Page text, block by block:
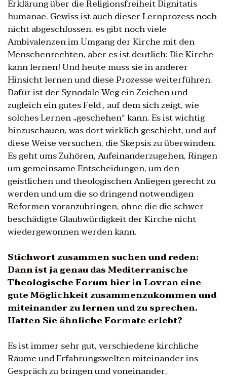
Erklärung über die Religionsfreiheit Dignitatis
humanae. Gewiss ist auch dieser Lernprozess noch
nicht abgeschlossen, es gibt noch viele
Ambivalenzen im Umgang der Kirche mit den
Menschenrechten, aber es ist deutlich: Die Kirche
kann lernen! Und heute muss sie in anderer
Hinsicht lernen und diese Prozesse weiterführen.
Dafür ist der Synodale Weg ein Zeichen und
zugleich ein gutes Feld , auf dem sich zeigt, wie
solches Lernen „geschehen“ kann. Es ist wichtig
hinzuschauen, was dort wirklich geschieht, und auf
diese Weise versuchen, die Skepsis zu überwinden.
Es geht ums Zuhören, Aufeinanderzugehen, Ringen
um gemeinsame Entscheidungen, um den
geistlichen und theologischen Anliegen gerecht zu
werden und um die so dringend notwendigen
Reformen voranzubringen, ohne die die schwer
beschädigte Glaubwürdigkeit der Kirche nicht
wiedergewonnen werden kann.
Stichwort zusammen suchen und reden:
Dann ist ja genau das Mediterranische
Theologische Forum hier in Lovran eine
gute Möglichkeit zusammenzukommen und
miteinander zu lernen und zu sprechen.
Hatten Sie ähnliche Formate erlebt?
Es ist immer sehr gut, verschiedene kirchliche
Räume und Erfahrungswelten miteinander ins
Gespräch zu bringen und voneinander,